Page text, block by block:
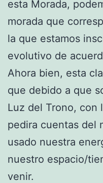
esta Morada,
morada que
la que estamos
evolutivo de
Ahora bien, esta
que debido a que
Luz del Trono, con
pedira cuentas del
usado nuestra
nuestro espacio/
venir.